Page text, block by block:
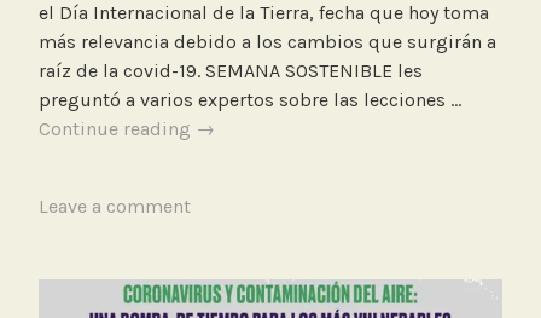
el Día Internacional de la Tierra, fecha que hoy toma
más relevancia debido a los cambios que surgirán a
raíz de la covid-19. SEMANA SOSTENIBLE les
preguntó a varios expertos sobre las lecciones …
Continue reading ¿Cómo
cuando
→
T
Leave a comment